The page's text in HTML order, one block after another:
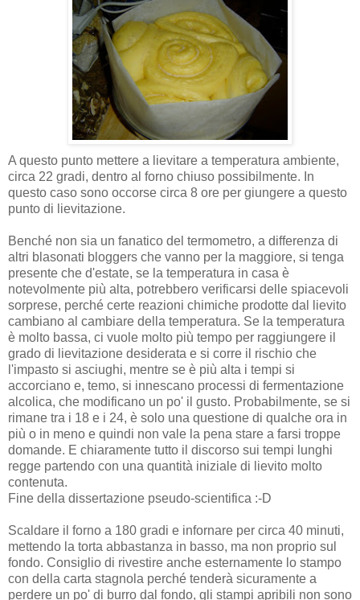
A questo punto mettere a lievitare a temperatura ambiente,
circa 22 gradi, dentro al forno chiuso possibilmente. In
questo caso sono occorse circa 8 ore per giungere a questo
punto di lievitazione.
Benché non sia un fanatico del termometro, a differenza di
altri blasonati bloggers che vanno per la maggiore, si tenga
presente che d'estate, se la temperatura in casa è
notevolmente più alta, potrebbero verificarsi delle spiacevoli
sorprese, perché certe reazioni chimiche prodotte dal lievito
cambiano al cambiare della temperatura. Se la temperatura
è molto bassa, ci vuole molto più tempo per raggiungere il
grado di lievitazione desiderata e si corre il rischio che
l'impasto si asciughi, mentre se è più alta i tempi si
accorciano e, temo, si innescano processi di fermentazione
alcolica, che modificano un po' il gusto. Probabilmente, se si
rimane tra i 18 e i 24, è solo una questione di qualche ora in
più o in meno e quindi non vale la pena stare a farsi troppe
domande. E chiaramente tutto il discorso sui tempi lunghi
regge partendo con una quantità iniziale di lievito molto
contenuta.
Fine della dissertazione pseudo-scientifica :-D
Scaldare il forno a 180 gradi e infornare per circa 40 minuti,
mettendo la torta abbastanza in basso, ma non proprio sul
fondo. Consiglio di rivestire anche esternamente lo stampo
con della carta stagnola perché tenderà sicuramente a
perdere un po' di burro dal fondo, gli stampi apribili non sono